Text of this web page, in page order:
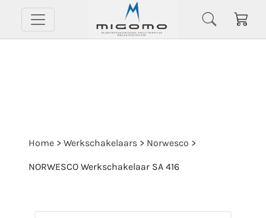
Home > Werkschakelaars > Norwesco >
NORWESCO Werkschakelaar SA 416